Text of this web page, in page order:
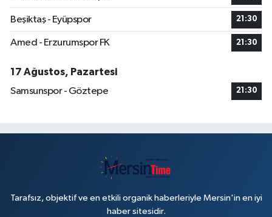
Beşiktaş - Eyüpspor 21:30
Amed - Erzurumspor FK 21:30
17 Ağustos, Pazartesi
Samsunspor - Göztepe
21:30
Tarafsız, objektif ve en etkili organik haberleriyle Mersin'in en iyi
haber sitesidir.